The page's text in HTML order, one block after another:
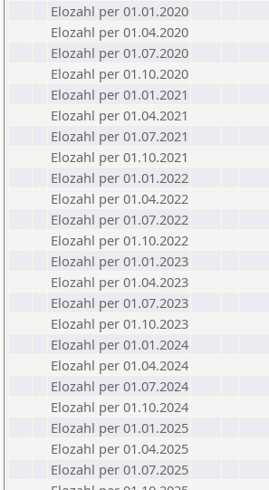
Elozahl per 01.01.2020
Elozahl per 01.04.2020
Elozahl per 01.07.2020
Elozahl per 01.10.2020
Elozahl per 01.01.2021
Elozahl per 01.04.2021
Elozahl per 01.07.2021
Elozahl per 01.10.2021
Elozahl per 01.01.2022
Elozahl per 01.04.2022
Elozahl per 01.07.2022
Elozahl per 01.10.2022
Elozahl per 01.01.2023
Elozahl per 01.04.2023
Elozahl per 01.07.2023
Elozahl per 01.10.2023
Elozahl per 01.01.2024
Elozahl per 01.04.2024
Elozahl per 01.07.2024
Elozahl per 01.10.2024
Elozahl per 01.01.2025
Elozahl per 01.04.2025
Elozahl per 01.07.2025